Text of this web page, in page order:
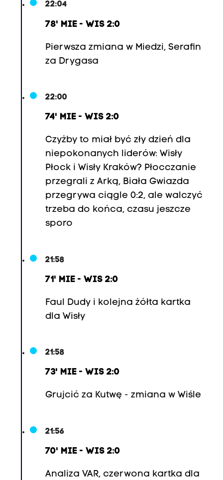
22:04
78' MIE - WIS 2:0
Pierwsza zmiana w Miedzi, Serafin
za Drygasa
22:00
74' MIE - WIS 2:0
Czyżby to miał być zły dzień dla
niepokonanych liderów: Wisły
Płock i Wisły Kraków? Płocczanie
przegrali z Arką, Biała Gwiazda
przegrywa ciągle 0:2, ale walczyć
trzeba do końca, czasu jeszcze
sporo
21:58
71' MIE - WIS 2:0
Faul Dudy i kolejna żółta kartka
dla Wisły
21:58
73' MIE - WIS 2:0
Grujcić za Kutwę - zmiana w Wiśle
21:56
70' MIE - WIS 2:0
Analiza VAR, czerwona kartka dla